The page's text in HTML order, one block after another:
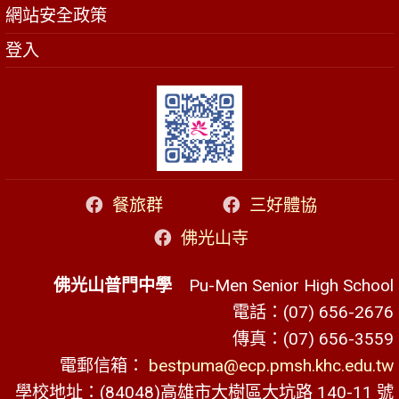
網站安全政策
登入
餐旅群
三好體協
佛光山寺
佛光山普門中學 Pu-Men Senior High School
電話：(07) 656-2676
傳真：(07) 656-3559
電郵信箱： bestpuma@ecp.pmsh.khc.edu.tw
學校地址：(84048)高雄市大樹區大坑路 140-11 號